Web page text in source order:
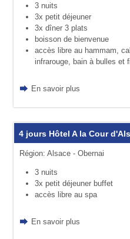
3 nuits
3x petit déjeuner
3x dîner 3 plats
boisson de bienvenue
accès libre au hammam,
infrarouge, bain à bulles et
En savoir plus
4 jours Hôtel A la Cour
Région: Alsace - Obernai
3 nuits
3x petit déjeuner buffet
accès libre au spa
En savoir plus